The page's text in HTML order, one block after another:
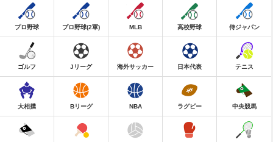
プロ野球 プロ野球(2軍) MLB 高校野球 侍ジャパン
ゴルフ Jリーグ 海外サッカー 日本代表 テニス
大相撲 Bリーグ NBA ラグビー 中央競馬